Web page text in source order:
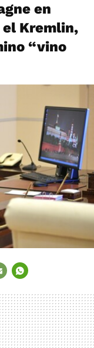
en
el Kremlin,
“vino